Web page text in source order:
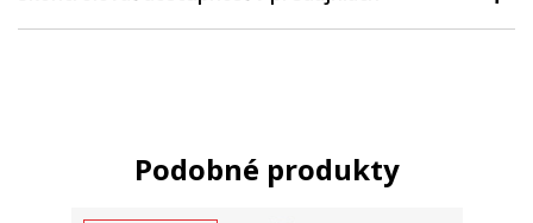
Podobné produkty